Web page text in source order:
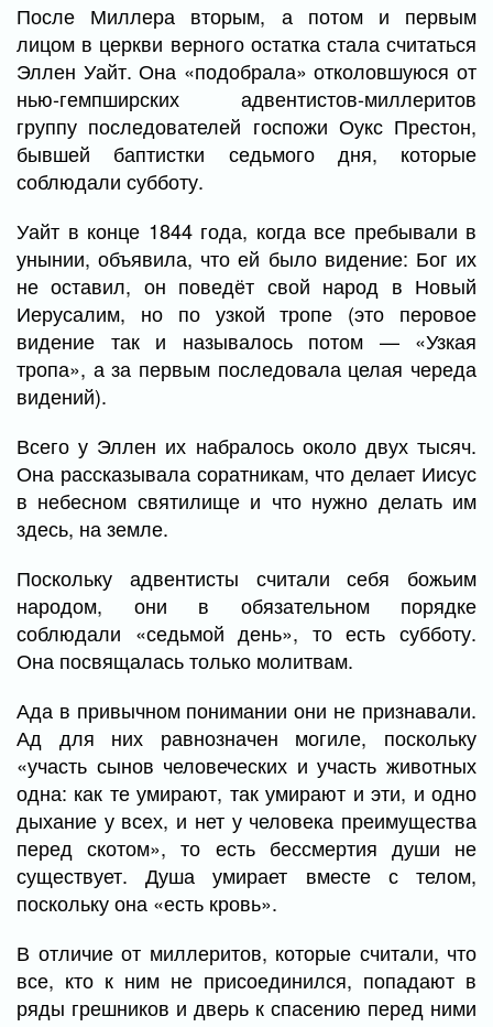
После Миллера вторым, а потом и первым
лицом в церкви верного остатка стала считаться
Эллен Уайт. Она «подобрала» отколовшуюся от
нью-гемпширских адвентистов-миллеритов
группу последователей госпожи Оукс Престон,
бывшей баптистки седьмого дня, которые
соблюдали субботу.
Уайт в конце 1844 года, когда все пребывали в
унынии, объявила, что ей было видение: Бог их
не оставил, он поведёт свой народ в Новый
Иерусалим, но по узкой тропе (это перовое
видение так и называлось потом — «Узкая
тропа», а за первым последовала целая череда
видений).
Всего у Эллен их набралось около двух тысяч.
Она рассказывала соратникам, что делает Иисус
в небесном святилище и что нужно делать им
здесь, на земле.
Поскольку адвентисты считали себя божьим
народом, они в обязательном порядке
соблюдали «седьмой день», то есть субботу.
Она посвящалась только молитвам.
Ада в привычном понимании они не признавали.
Ад для них равнозначен могиле, поскольку
«участь сынов человеческих и участь животных
одна: как те умирают, так умирают и эти, и одно
дыхание у всех, и нет у человека преимущества
перед скотом», то есть бессмертия души не
существует. Душа умирает вместе с телом,
поскольку она «есть кровь».
В отличие от миллеритов, которые считали, что
все, кто к ним не присоединился, попадают в
ряды грешников и дверь к спасению перед ними